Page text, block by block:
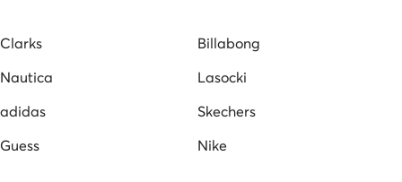
Clarks
Billabong
Nautica
Lasocki
adidas
Skechers
Guess Nike